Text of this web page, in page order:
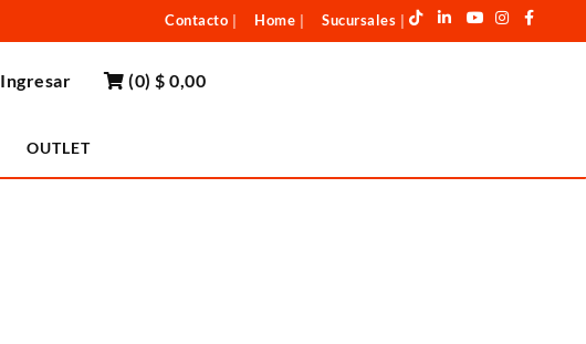
Contacto Home Sucursales
Ingresar (0)$ 0,00
OUTLET